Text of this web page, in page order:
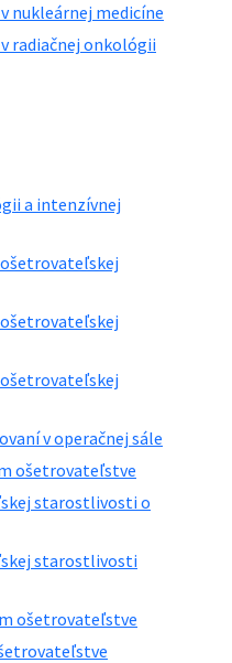
nukleárnej medicíne
radiačnej onkológii
a intenzívnej
v operačnej sále
ošetrovateľstve
starostlivosti o
starostlivosti
ošetrovateľstve